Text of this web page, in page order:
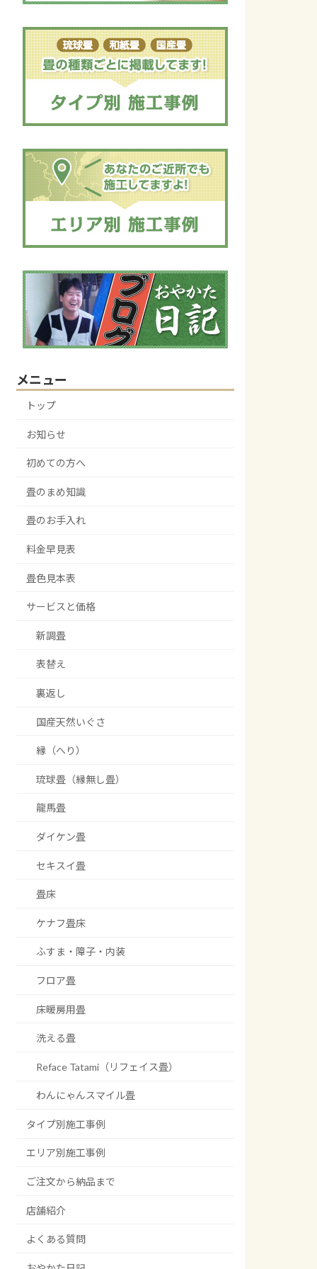
メニュー
トップ
お知らせ
初めての方へ
畳のまめ知識
畳のお手入れ
料金早見表
畳色見本表
サービスと価格
新調畳
表替え
裏返し
国産天然いぐさ
縁（へり）
琉球畳（縁無し畳）
龍馬畳
ダイケン畳
セキスイ畳
畳床
ケナフ畳床
ふすま・障子・内装
フロア畳
床暖房用畳
洗える畳
Reface Tatami（リフェイス畳）
わんにゃんスマイル畳
タイプ別施工事例
エリア別施工事例
ご注文から納品まで
店舗紹介
よくある質問